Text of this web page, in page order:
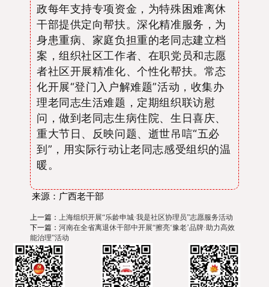
政每年支持专项资金， 为特殊困难离休
干部提供定向帮扶。深化精准服务 ， 为
身患重病、家庭负担重的老同志建立档
案，组织社区工作者、在职党员和志愿
者社区开展精准化、个性化帮扶。常态
化开展“登门入户解难题”活动， 收集办
理老同志生活难题， 定期组织联访慰
问，做到老同志生病住院、生日喜庆、
重大节日、反映问题、逝世吊唁“五必
到 ” ，用实际行动让老同志感受组织的温
暖。
来源：广西老干部
上一篇： 上海组织开展“乐龄申城·我是社区协理员”志愿服务活动
下一篇： 河南在全省离退休干部中开展“擦亮‘豫老’品牌·助力高效
能治理”活动